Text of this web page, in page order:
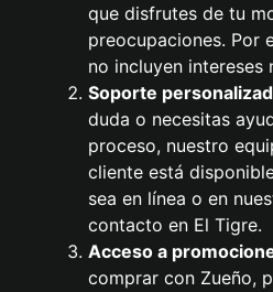
que disfrutes de tu
preocupaciones. Por
no incluyen intereses
Soporte
duda o necesitas
proceso, nuestro
cliente está
sea en línea o en
contacto en El Tigre.
Acceso a
comprar con Zueño,